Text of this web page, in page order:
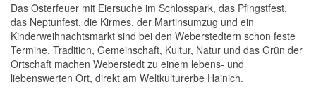
Das Osterfeuer mit Eiersuche im Schlosspark, das Pfingstfest,
das Neptunfest, die Kirmes, der Martinsumzug und ein
Kinderweihnachtsmarkt sind bei den Weberstedtern schon feste
Termine. Tradition, Gemeinschaft, Kultur, Natur und das Grün der
Ortschaft machen Weberstedt zu einem lebens- und
liebenswerten Ort, direkt am Weltkulturerbe Hainich.